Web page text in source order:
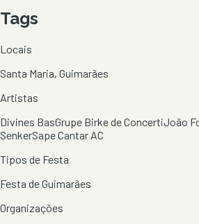
Tags
Locais
Santa Maria, Guimarães
Artistas
Divines BasGrupe Birke de ConcertiJoão
SenkerSape Cantar AC
Tipos de Festa
Festa de Guimarães
Organizações